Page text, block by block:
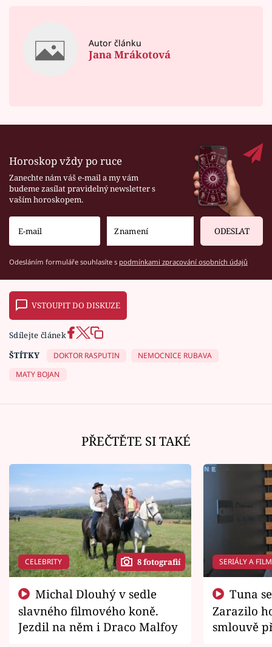
Autor článku
Jana Mrákotová
Horoskop vždy po ruce
Zanechte nám váš e-mail a my vám
budeme zasílat pravidelný newsletter s
vaším horoskopem.
ODESLAT
Odesláním formuláře souhlasíte s podmínkami zpracování osobních údajů
VSTOUPIT DO DISKUZE
Sdílejte článek
ŠTÍTKY
DOKTOR RASPUTIN
NEMOCNICE RUBAVA
MATY BOJAN
PŘEČTĚTE SI TAKÉ
CELEBRITY 8 fotografií
slavného filmového koně.
Jezdil na něm i Draco Malfoy
SERIÁLY A
Zarazilo
smlouvě